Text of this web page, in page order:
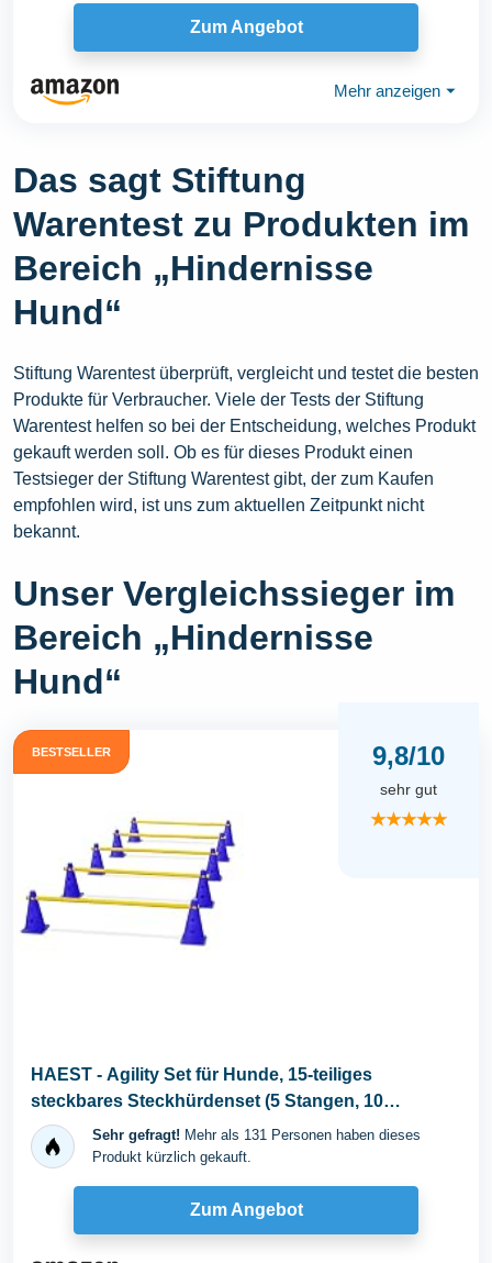
Pferdesport...
Zum Angebot
Mehr anzeigen ⏷
Das sagt Stiftung
Warentest zu Produkten im
Bereich „Hindernisse
Hund“
Stiftung Warentest überprüft, vergleicht und testet die besten
Produkte für Verbraucher. Viele der Tests der Stiftung
Warentest helfen so bei der Entscheidung, welches Produkt
gekauft werden soll. Ob es für dieses Produkt einen
Testsieger der Stiftung Warentest gibt, der zum Kaufen
empfohlen wird, ist uns zum aktuellen Zeitpunkt nicht
bekannt.
Unser Vergleichssieger im
Bereich „Hindernisse
Hund“
BESTSELLER 9,8/10
sehr gut
★★★★★
HAEST - Agility Set für Hunde, 15-teiliges
steckbares Steckhürdenset (5 Stangen, 10
Hütchen...Sehr gefragt! Mehr als 131 Personen haben dieses
Produkt kürzlich gekauft.
Zum Angebot